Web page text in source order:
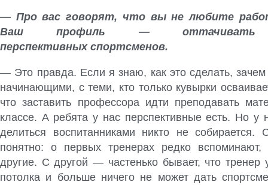
— Про вас говорят, что вы не любите
Ваш профиль — оттачивать
перспективных спортсменов.
— Это правда. Если я знаю, как это сделать,
начинающими, с теми, кто только кувырки
что заставить профессора идти преподавать
классе. А ребята у нас перспективные есть. Но у
делиться воспитанниками никто не
понятно: о первых тренерах редко вспоминают,
другие. С другой — частенько бывает, что тренер
потолка и больше ничего не может дать